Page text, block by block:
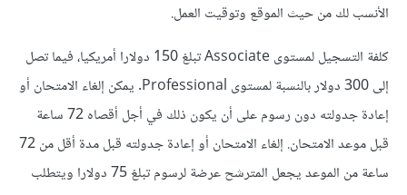
الأنسب لك من حيث الموقع وتوقيت العمل.
كلفة التسجيل لمستوى Associate تبلغ 150 دولارا أمريكيا، فيما تصل
إلى 300 دولار بالنسبة لمستوى Professional. يمكن إلغاء الامتحان أو
إعادة جدولته دون رسوم على أن يكون ذلك في أجل أقصاه 72 ساعة
قبل موعد الامتحان. إلغاء الامتحان أو إعادة جدولته قبل مدة أقل من 72
ساعة من الموعد يجعل المترشح عرضة لرسوم تبلغ 75 دولارا ويتطلب